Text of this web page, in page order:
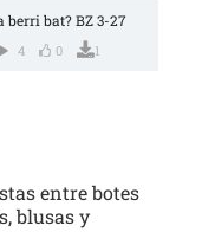
berri bat? BZ 3-27
4 0 1
entre botes
blusas y